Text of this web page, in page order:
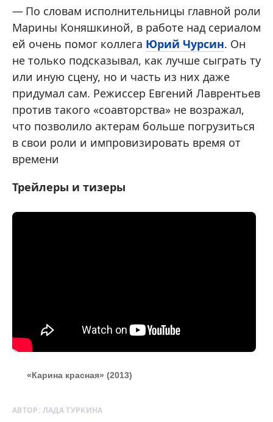
По словам исполнительницы главной роли
Марины Коняшкиной, в работе над сериалом
ей очень помог коллега Юрий Чурсин. Он
не только подсказывал, как лучше сыграть ту
или иную сцену, но и часть из них даже
придумал сам. Режиссер Евгений Лаврентьев
против такого «соавторства» не возражал,
что позволило актерам больше погрузиться
в свои роли и импровизировать время от
времени
Трейлеры и тизеры
«Карина красная» (2013)
АВТОР: ЛАДА ТУРКИНА